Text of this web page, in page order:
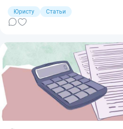
оформлением таких договоров и
добавить и что лучше указать.
договор, который обезопасит вас в
Юристу
Статьи